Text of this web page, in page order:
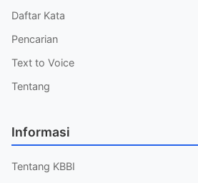
Daftar Kata
Pencarian
Text to Voice
Tentang
Informasi
Tentang KBBI